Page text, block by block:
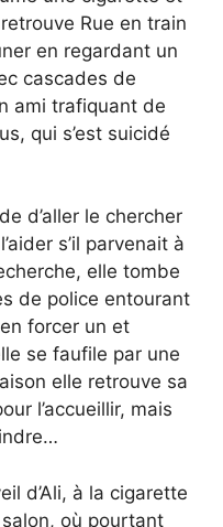
Rue en train
en regardant un
cascades de
ami trafiquant de
qui s’est suicidé
d’aller le chercher
s’il parvenait à
elle tombe
de police entourant
forcer un et
se faufile par une
elle retrouve sa
l’accueillir, mais
d’Ali, à la cigarette
où pourtant